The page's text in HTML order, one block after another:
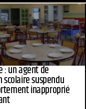
: un agent de
suspendu
inapproprié